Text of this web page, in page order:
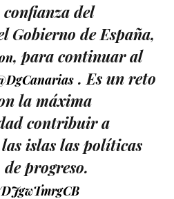
del
Gobierno de España,
, para continuar al
. Es un reto
la máxima
contribuir a
islas las políticas
progreso.